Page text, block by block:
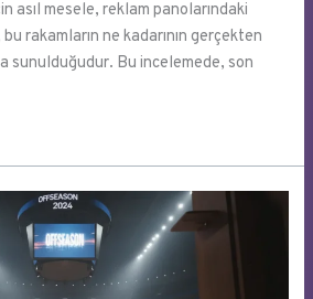
asıl mesele, reklam panolarındaki
rakamların ne kadarının gerçekten
sunulduğudur. Bu incelemede, son